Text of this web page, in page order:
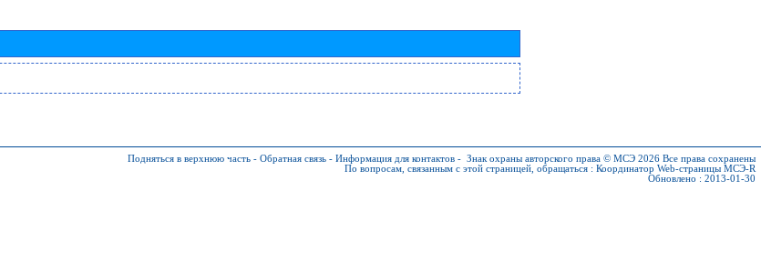
Подняться в верхнюю часть - Обратная связь - Информация для контактов - Знак охраны авторского права © МСЭ 2026 Все права сохранены
По вопросам, связанным с этой страницей, обращаться : Координатор Web-страницы МСЭ-R
Обновлено : 2013-01-30